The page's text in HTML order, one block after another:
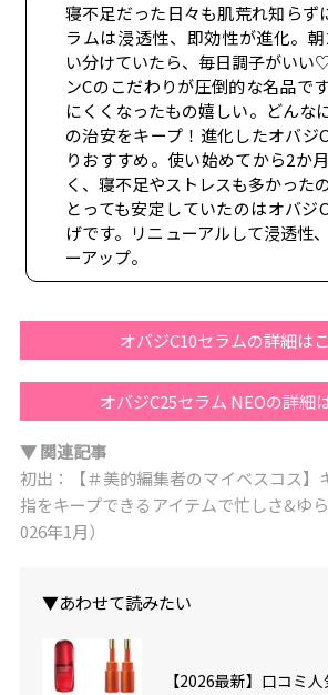
寝不足だった日々も肌荒れ知らず
ラムは浸透性、即効性が進化。
い分けていたら、毎日調子がいい
ンCのこだわりが圧倒的な名品で
にくくなったもの嬉しい。どんな
の治安をキープ！進化したオバジ
りおすすめ。使い始めてから2か
く、寝不足やストレスも多かった
とっても安定していたのはオバジ
げです。リニューアルして浸透性
ーアップ。
オバジC10セラムの詳細は
オバジC25セラム NEOの詳細
▼ 関連記事
初出：【＃美的編集者のマイベスコス】
指をキープできるアイテムで忙しさ&ゆ
026年1月）
▼あわせて読みたい
【2026最新】口コミ